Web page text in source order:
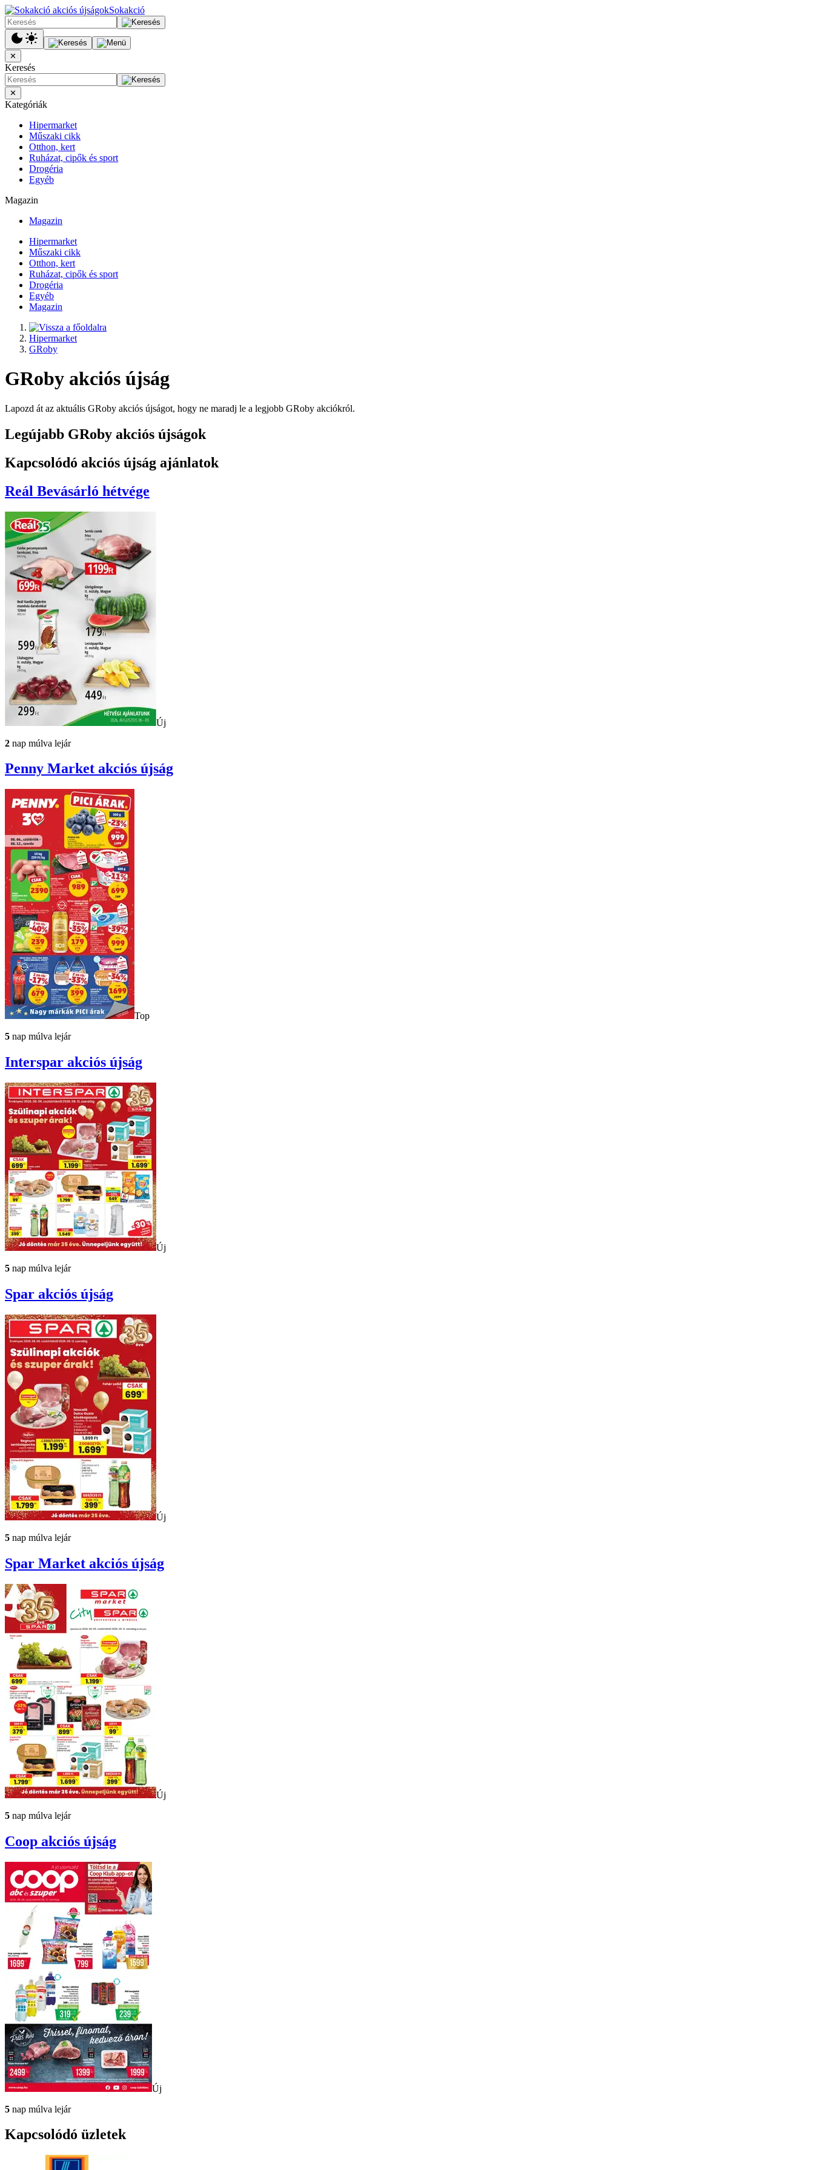
Sokakció
✕
Keresés
✕
Kategóriák
Hipermarket
Műszaki cikk
Otthon, kert
Ruházat, cipők és sport
Drogéria
Egyéb
Magazin
Magazin
Hipermarket
Műszaki cikk
Otthon, kert
Ruházat, cipők és sport
Drogéria
Egyéb
Magazin
Hipermarket
GRoby
GRoby akciós újság
Lapozd át az aktuális GRoby akciós újságot, hogy ne maradj le a legjobb GRoby akciókról.
Legújabb GRoby akciós újságok
Kapcsolódó akciós újság ajánlatok
Reál Bevásárló hétvége
Új
2 nap múlva lejár
Penny Market akciós újság
Top
5 nap múlva lejár
Interspar akciós újság
Új
5 nap múlva lejár
Spar akciós újság
Új
5 nap múlva lejár
Spar Market akciós újság
Új
5 nap múlva lejár
Coop akciós újság
Új
5 nap múlva lejár
Kapcsolódó üzletek